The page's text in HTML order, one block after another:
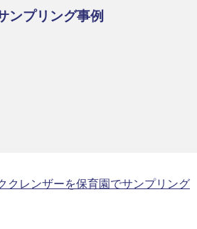
ンプリング事例
クレンザーを保育園でサンプリング